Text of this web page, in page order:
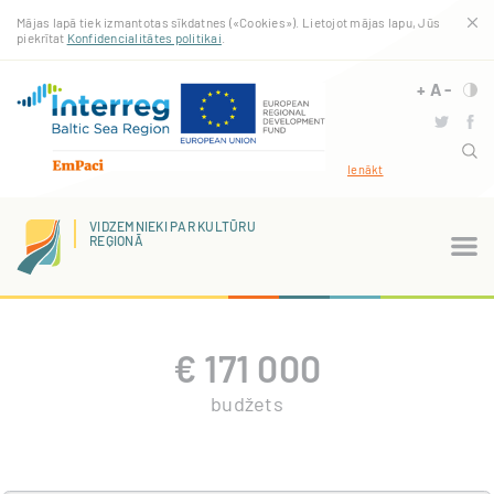
galveno
saturu
Mājas lapā tiek izmantotas sīkdatnes («Cookies»). Lietojot mājas lapu, Jūs
piekrītat Konfidencialitātes politikai
+ A-
Ienākt
VIDZEMNIEKI PAR KULTŪRU
REĢIONĀ
€ 171 000
budžets